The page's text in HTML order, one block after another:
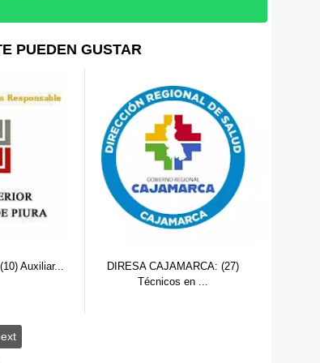
PUEDEN GUSTAR
Auxiliar...
DIRESA CAJAMARCA: (27)
Técnicos en ...